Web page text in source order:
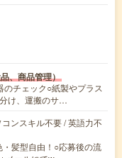
、商品管理）
チェック○紙製やプラス
け、運搬のサ…
ンスキル不要 / 英語力不
髪型自由！○応募後の流